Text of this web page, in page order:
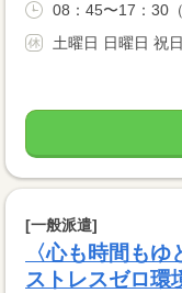
08：45〜17：30
土曜日 日曜日 祝日
[一般派遣]
〈心も時間も
ストレスゼロ環